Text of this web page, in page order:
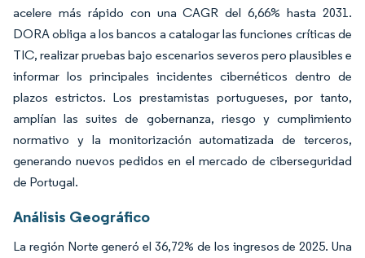
acelere más rápido con una CAGR del 6,66% hasta 2031.
DORA obliga a los bancos a catalogar las funciones críticas de
TIC, realizar pruebas bajo escenarios severos pero plausibles e
informar los principales incidentes cibernéticos dentro de
plazos estrictos. Los prestamistas portugueses, por tanto,
amplían las suites de gobernanza, riesgo y cumplimiento
normativo y la monitorización automatizada de terceros,
generando nuevos pedidos en el mercado de ciberseguridad
de Portugal.
Análisis Geográfico
La región Norte generó el 36,72% de los ingresos de 2025. Una